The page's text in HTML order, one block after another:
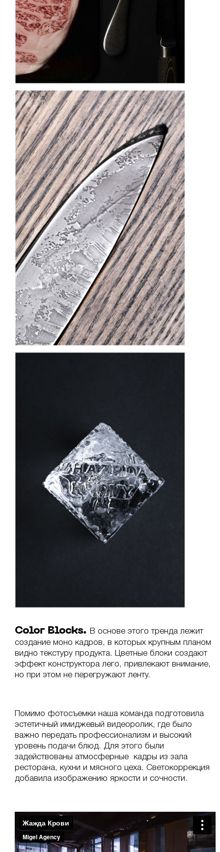
Color Blocks. В основе этого тренда лежит
создание моно кадров, в которых крупным планом
видно текстуру продукта. Цветные блоки создают
эффект конструктора лего, привлекают внимание,
но при этом не перегружают ленту.
Помимо фотосъемки наша команда подготовила
эстетичный имиджевый видеоролик, где было
важно передать профессионализм и высокий
уровень подачи блюд. Для этого были
задействованы атмосферные кадры из зала
ресторана, кухни и мясного цеха. Светокоррекция
добавила изображению яркости и сочности.